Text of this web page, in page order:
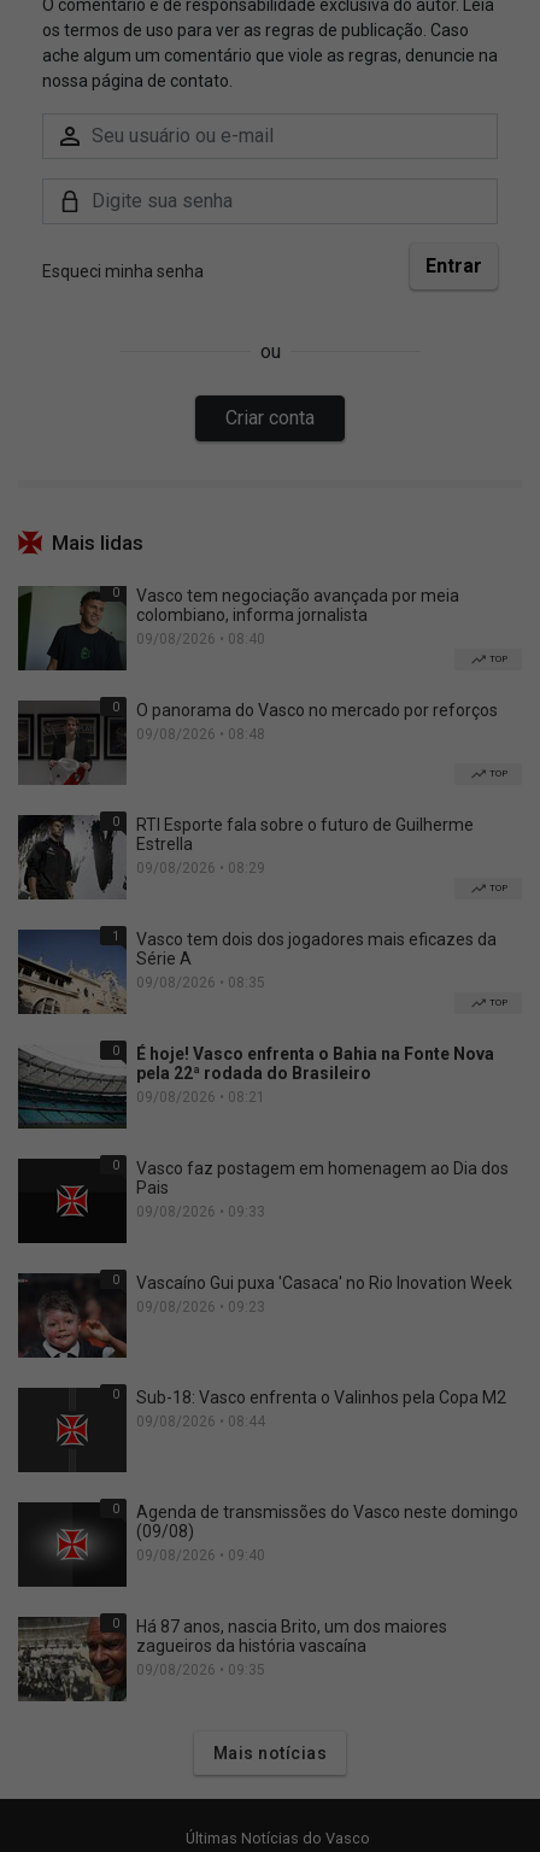
Mais lidas
0
Vasco tem negociação avançada por meia
colombiano, informa jornalista
09/08/2026 • 08:40
TOP
0 O panorama do Vasco no mercado por reforços
09/08/2026 • 08:48
TOP
0
RTI Esporte fala sobre o futuro de Guilherme
Estrella
09/08/2026 • 08:29
TOP
1
Vasco tem dois dos jogadores mais eficazes da
Série A
09/08/2026 • 08:35
TOP
0
É hoje! Vasco enfrenta o Bahia na Fonte Nova
pela 22ª rodada do Brasileiro
09/08/2026 • 08:21
0
Vasco faz postagem em homenagem ao Dia dos
Pais
09/08/2026 • 09:33
0 Vascaíno Gui puxa 'Casaca' no Rio Inovation Week
09/08/2026 • 09:23
0 Sub-18: Vasco enfrenta o Valinhos pela Copa M2
09/08/2026 • 08:44
0
Agenda de transmissões do Vasco neste domingo
(09/08)
09/08/2026 • 09:40
0
Há 87 anos, nascia Brito, um dos maiores
zagueiros da história vascaína
09/08/2026 • 09:35
Mais notícias
Últimas Notícias do Vasco